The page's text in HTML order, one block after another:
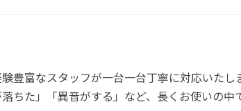
豊富なスタッフが一台一台丁寧に対応いたし
ちた」「異音がする」など、長くお使いの